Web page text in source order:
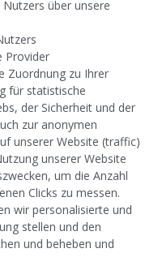
über unsere
Provider
Zuordnung zu Ihrer
für statistische
der Sicherheit und der
zur anonymen
unserer Website (traffic)
unserer Website
um die Anzahl
Clicks zu messen.
wir personalisierte und
stellen und den
und beheben und